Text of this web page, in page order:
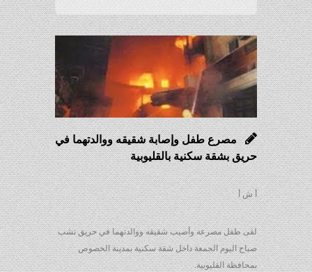
مصرع طفل وإصابة شقيقه ووالدتهما في
حريق بشقة سكنية بالقليوبية
أ ش أ
لقى طفل مصرعه وأصيب شقيقه ووالدتهما في حريق نشب
صباح اليوم الجمعة داخل شقة سكنية بمدينة الخصوص
بمحافظة القليوبية.